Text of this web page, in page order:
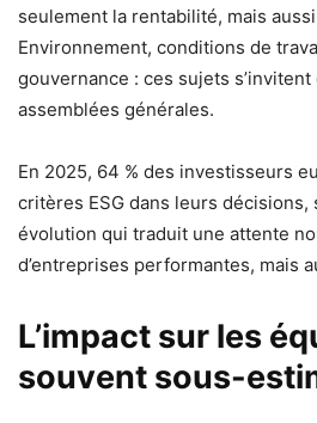
seulement la rentabilité, mais aussi
Environnement, conditions de
gouvernance : ces sujets
assemblées générales.
En 2025, 64 % des investisseurs
critères ESG dans leurs décisions,
évolution qui traduit une attente
d’entreprises performantes, mais
L’impact sur les
souvent sous-